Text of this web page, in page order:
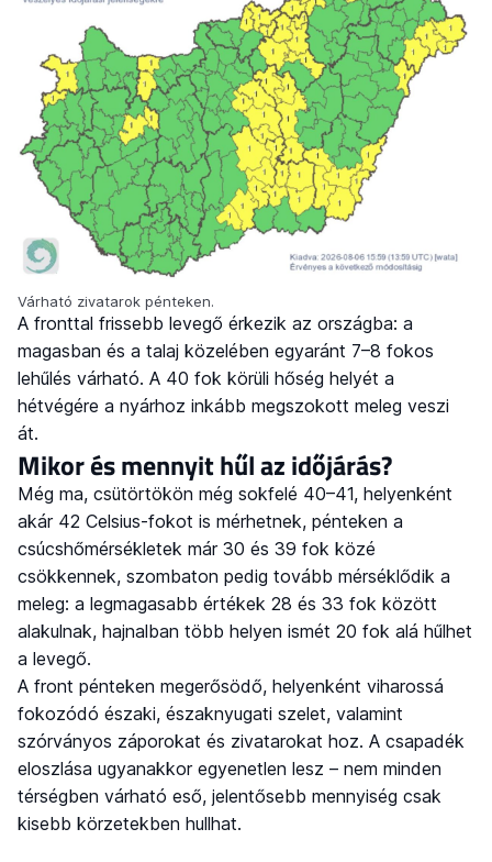
Várható zivatarok pénteken.
A fronttal frissebb levegő érkezik az országba: a
magasban és a talaj közelében egyaránt 7–8 fokos
lehűlés várható. A 40 fok körüli hőség helyét a
hétvégére a nyárhoz inkább megszokott meleg veszi
át.
Mikor és mennyit hűl az időjárás?
Még ma, csütörtökön még sokfelé 40–41, helyenként
akár 42 Celsius-fokot is mérhetnek, pénteken a
csúcshőmérsékletek már 30 és 39 fok közé
csökkennek, szombaton pedig tovább mérséklődik a
meleg: a legmagasabb értékek 28 és 33 fok között
alakulnak, hajnalban több helyen ismét 20 fok alá hűlhet
a levegő.
A front pénteken megerősödő, helyenként viharossá
fokozódó északi, északnyugati szelet, valamint
szórványos záporokat és zivatarokat hoz. A csapadék
eloszlása ugyanakkor egyenetlen lesz – nem minden
térségben várható eső, jelentősebb mennyiség csak
kisebb körzetekben hullhat.